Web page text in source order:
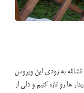
به زودی این ویروس
ها رو تازه کنیم و دلی از